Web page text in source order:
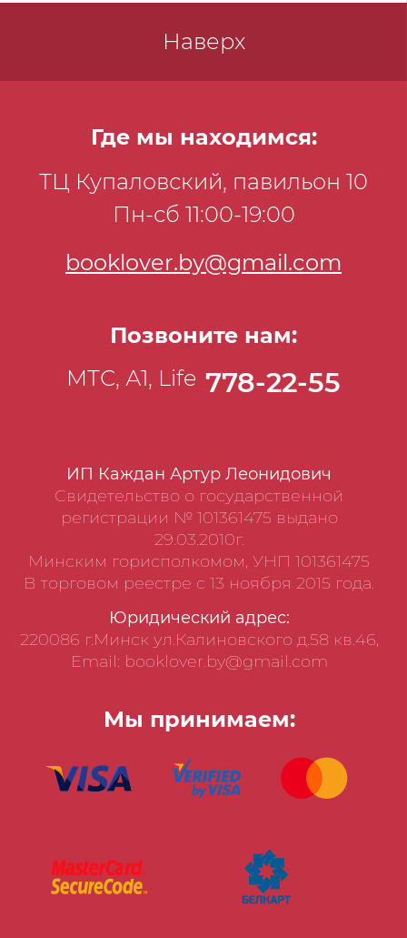
Наверх
ИП Каждан Артур Леонидович
Свидетельство о государственной
регистрации № 101361475 выдано
29.03.2010г.
Минским горисполкомом, УНП 101361475
В торговом реестре с 13 ноября 2015 года.
Юридический адрес:
220086 г.Минск ул.Калиновского д.58 кв.46,
Email: booklover.by@gmail.com
Мы принимаем:
Где мы находимся:
ТЦ Купаловский, павильон 10
Пн-сб 11:00-19:00
booklover.by@gmail.com
Позвоните нам:
МТС, А1, Life 778-22-55